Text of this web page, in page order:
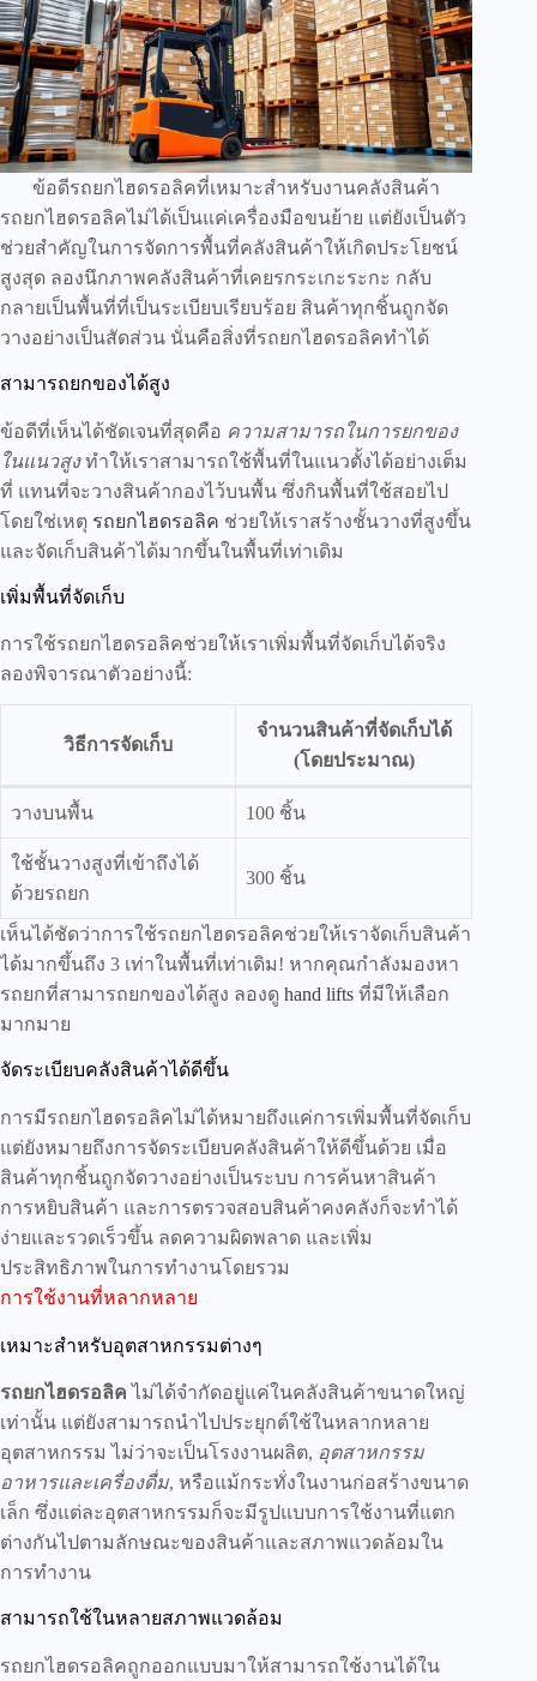
ข้อดีรถยกไฮดรอลิคที่เหมาะสำหรับงานคลังสินค้า
รถยกไฮดรอลิคไม่ได้เป็นแค่เครื่องมือขนย้าย แต่ยังเป็นตัว
ช่วยสำคัญในการจัดการพื้นที่คลังสินค้าให้เกิดประโยชน์
สูงสุด ลองนึกภาพคลังสินค้าที่เคยรกระเกะระกะ กลับ
กลายเป็นพื้นที่ที่เป็นระเบียบเรียบร้อย สินค้าทุกชิ้นถูกจัด
วางอย่างเป็นสัดส่วน นั่นคือสิ่งที่รถยกไฮดรอลิคทำได้
สามารถยกของได้สูง
ข้อดีที่เห็นได้ชัดเจนที่สุดคือ ความสามารถในการยกของ
ในแนวสูงทำให้เราสามารถใช้พื้นที่ในแนวตั้งได้อย่างเต็ม
ที่ แทนที่จะวางสินค้ากองไว้บนพื้น ซึ่งกินพื้นที่ใช้สอยไป
โดยใช่เหตุ รถยกไฮดรอลิค ช่วยให้เราสร้างชั้นวางที่สูงขึ้น
และจัดเก็บสินค้าได้มากขึ้นในพื้นที่เท่าเดิม
เพิ่มพื้นที่จัดเก็บ
การใช้รถยกไฮดรอลิคช่วยให้เราเพิ่มพื้นที่จัดเก็บได้จริง
ลองพิจารณาตัวอย่างนี้:
วิธีการจัดเก็บ
จำนวนสินค้าที่จัดเก็บได้
(โดยประมาณ)
วางบนพื้น 100 ชิ้น
ใช้ชั้นวางสูงที่เข้าถึงได้
ด้วยรถยก
300 ชิ้น
เห็นได้ชัดว่าการใช้รถยกไฮดรอลิคช่วยให้เราจัดเก็บสินค้า
ได้มากขึ้นถึง 3 เท่าในพื้นที่เท่าเดิม! หากคุณกำลังมองหา
รถยกที่สามารถยกของได้สูง ลองดู hand lifts ที่มีให้เลือก
มากมาย
จัดระเบียบคลังสินค้าได้ดีขึ้น
การมีรถยกไฮดรอลิคไม่ได้หมายถึงแค่การเพิ่มพื้นที่จัดเก็บ
แต่ยังหมายถึงการจัดระเบียบคลังสินค้าให้ดีขึ้นด้วย เมื่อ
สินค้าทุกชิ้นถูกจัดวางอย่างเป็นระบบ การค้นหาสินค้า
การหยิบสินค้า และการตรวจสอบสินค้าคงคลังก็จะทำได้
ง่ายและรวดเร็วขึ้น ลดความผิดพลาด และเพิ่ม
ประสิทธิภาพในการทำงานโดยรวม
การใช้งานที่หลากหลาย
เหมาะสำหรับอุตสาหกรรมต่างๆ
รถยกไฮดรอลิค ไม่ได้จำกัดอยู่แค่ในคลังสินค้าขนาดใหญ่
เท่านั้น แต่ยังสามารถนำไปประยุกต์ใช้ในหลากหลาย
อุตสาหกรรม ไม่ว่าจะเป็นโรงงานผลิต, อุตสาหกรรม
อาหารและเครื่องดื่ม, หรือแม้กระทั่งในงานก่อสร้างขนาด
เล็ก ซึ่งแต่ละอุตสาหกรรมก็จะมีรูปแบบการใช้งานที่แตก
ต่างกันไปตามลักษณะของสินค้าและสภาพแวดล้อมใน
การทำงาน
สามารถใช้ในหลายสภาพแวดล้อม
รถยกไฮดรอลิคถูกออกแบบมาให้สามารถใช้งานได้ใน